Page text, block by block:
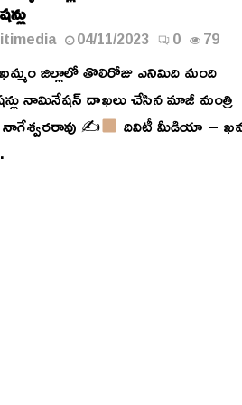
04/11/2023 0 79
జిల్లాలో తొలిరోజు ఎనిమిది మంది
నామినేషన్ దాఖలు చేసిన మాజీ మంత్రి
నాగేశ్వరరావు ✍
దివిటీ మీడియా –